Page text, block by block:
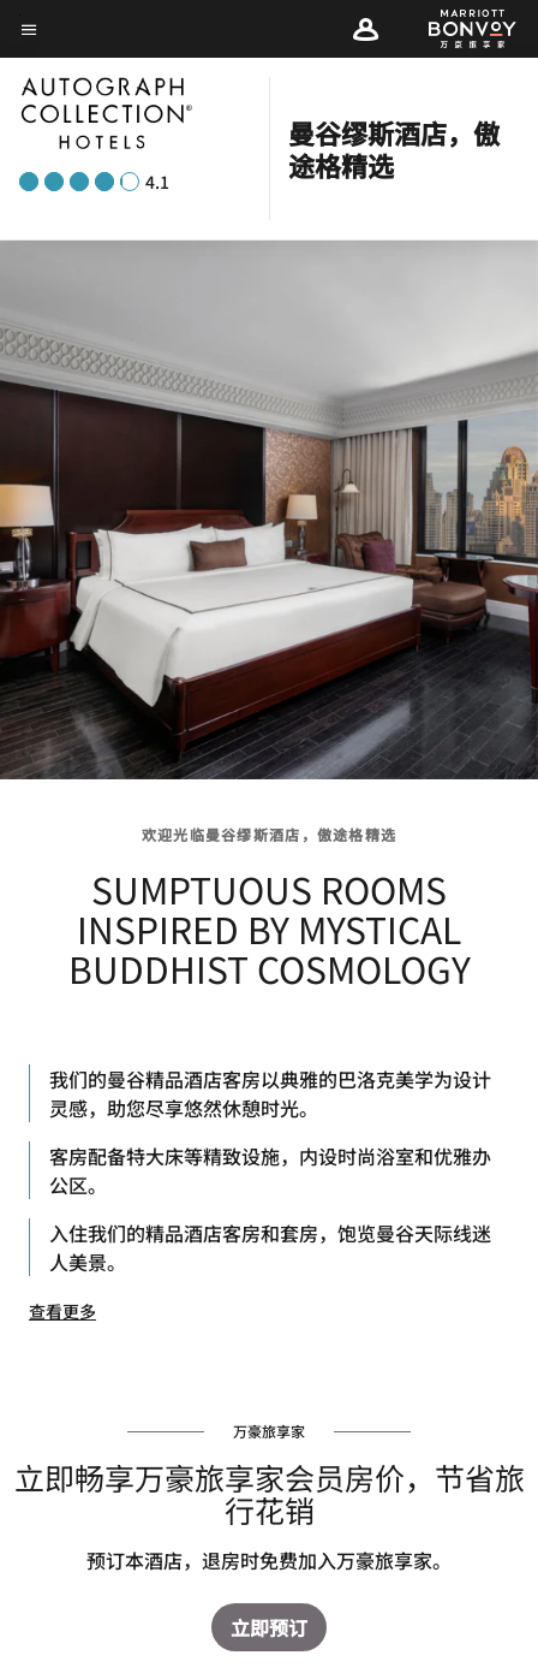
Skip
to
main
content
菜单文本
4.1
曼谷缪斯酒店，傲
途格精选
欢迎光临曼谷缪斯酒店，傲途格精选
SUMPTUOUS ROOMS
INSPIRED BY MYSTICAL
BUDDHIST COSMOLOGY
我们的曼谷精品酒店客房以典雅的巴洛克美学为设计
灵感，助您尽享悠然休憩时光。
客房配备特大床等精致设施，内设时尚浴室和优雅办
公区。
入住我们的精品酒店客房和套房，饱览曼谷天际线迷
人美景。
查看更多
万豪旅享家
立即畅享万豪旅享家会员房价，节省旅
行花销
预订本酒店，退房时免费加入万豪旅享家。
立即预订